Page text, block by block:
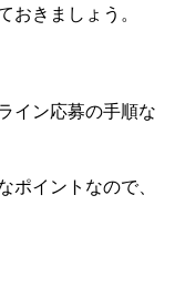
おきましょう。
イン応募の手順な
ポイントなので、